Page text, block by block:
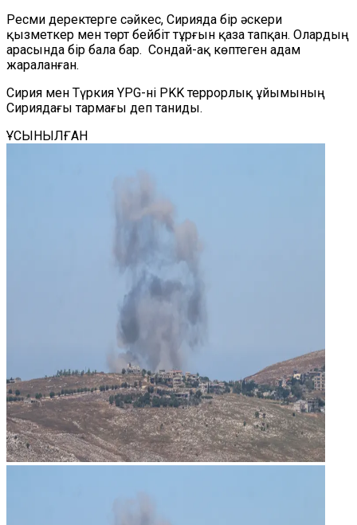
Ресми деректерге сәйкес, Сирияда бір әскери
қызметкер мен төрт бейбіт тұрғын қаза тапқан. Олардың
арасында бір бала бар. Сондай-ақ көптеген адам
жараланған.
Сирия мен Түркия YPG-ні PKK террорлық ұйымының
Сириядағы тармағы деп таниды.
ҰСЫНЫЛҒАН